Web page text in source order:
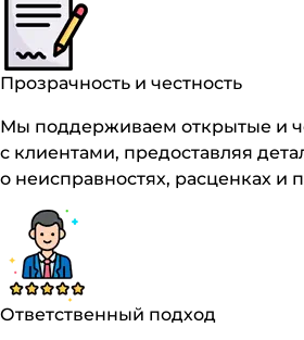
Прозрачность и честность
Мы поддерживаем открытые и
с клиентами, предоставляя
о неисправностях, расценках и
Ответственный подход